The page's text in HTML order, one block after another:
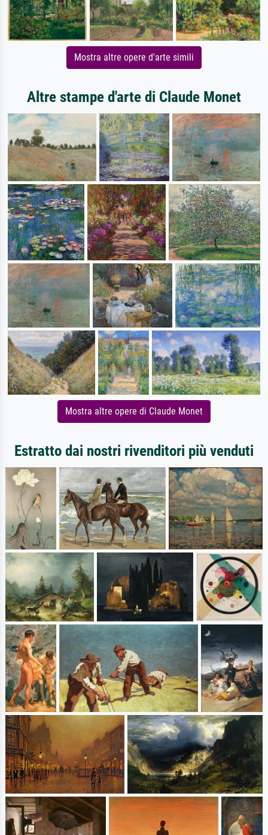
Mostra altre opere d'arte simili
Altre stampe d'arte di Claude Monet
Mostra altre opere di Claude Monet
Estratto dai nostri rivenditori più venduti